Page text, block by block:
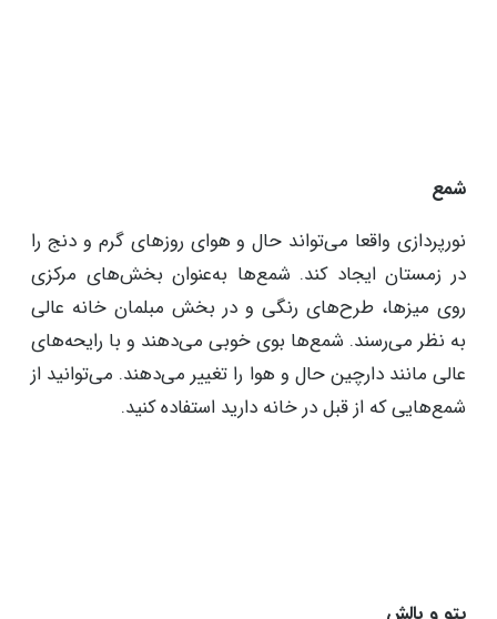
شمع
عالی مانند دارچین حال و هوا را تغییر می‌دهند. می‌توانید از